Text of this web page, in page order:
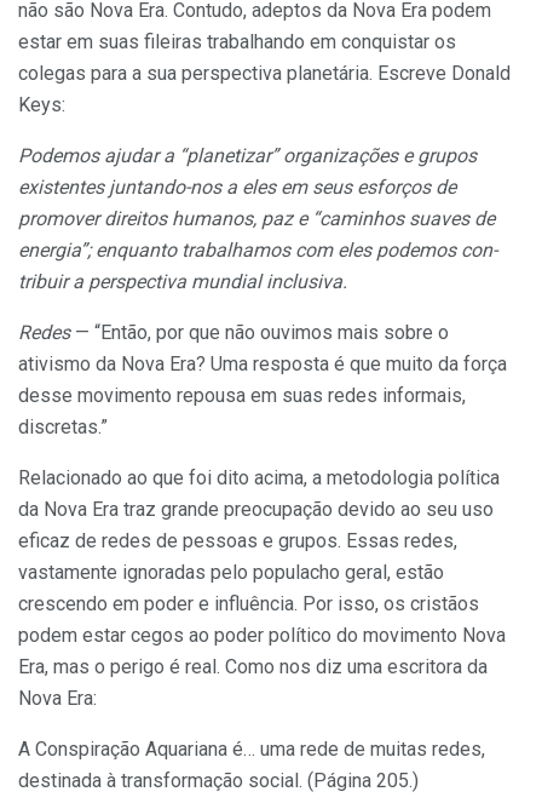
não são Nova Era. Contudo, adeptos da Nova Era podem
estar em suas fileiras trabalhando em conquistar os
colegas para a sua perspectiva planetária. Escreve Donald
Keys:
Podemos ajudar a “planetizar” organizações e grupos
existentes juntando-nos a eles em seus esforços de
promover direitos humanos, paz e “caminhos suaves de
energia”; enquanto trabalhamos com eles podemos con­
tribuir a perspectiva mundial inclusiva.
Redes — “Então, por que não ouvimos mais sobre o
ativismo da Nova Era? Uma resposta é que muito da força
desse movimento repousa em suas redes informais,
discretas.”
Relacionado ao que foi dito acima, a metodologia política
da Nova Era traz grande preocupação devido ao seu uso
eficaz de redes de pessoas e grupos. Essas redes,
vastamente ignoradas pelo populacho geral, estão
crescendo em poder e influência. Por isso, os cristãos
podem estar cegos ao poder político do movimento Nova
Era, mas o perigo é real. Como nos diz uma escritora da
Nova Era:
A Conspiração Aquariana é… uma rede de muitas redes,
destinada à transformação social. (Página 205.)